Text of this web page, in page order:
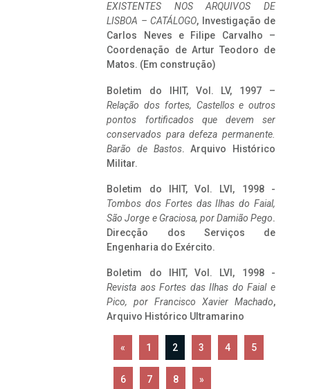
EXISTENTES NOS ARQUIVOS DE
LISBOA – CATÁLOGO, Investigação de
Carlos Neves e Filipe Carvalho –
Coordenação de Artur Teodoro de
Matos. (Em construção)
Boletim do IHIT, Vol. LV, 1997 –
Relação dos fortes, Castellos e outros
pontos fortificados que devem ser
conservados para defeza permanente.
Barão de Bastos. Arquivo Histórico
Militar.
Boletim do IHIT, Vol. LVI, 1998 -
Tombos dos Fortes das Ilhas do Faial,
São Jorge e Graciosa, por Damião Pego.
Direcção dos Serviços de
Engenharia do Exército.
Boletim do IHIT, Vol. LVI, 1998 -
Revista aos Fortes das Ilhas do Faial e
Pico, por Francisco Xavier Machado,
Arquivo Histórico Ultramarino
« 1 2 3 4 5
6 7 8 »